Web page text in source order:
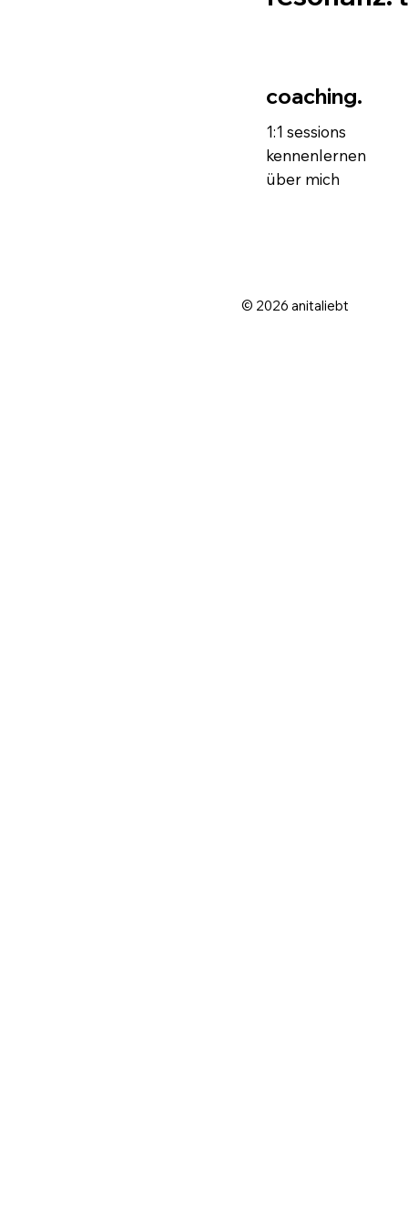
coaching.
1:1 sessions
kennenlernen
über mich
© 2026 anitaliebt